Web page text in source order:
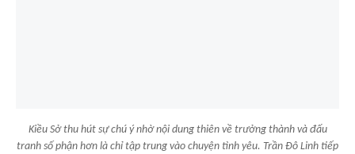
Kiều Sở thu hút sự chú ý nhờ nội dung thiên về trưởng thành và đấu
tranh số phận hơn là chỉ tập trung vào chuyện tình yêu. Trần Đô Linh tiếp